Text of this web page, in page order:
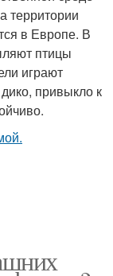
территории
в Европе. В
птицы
играют
привыкло к